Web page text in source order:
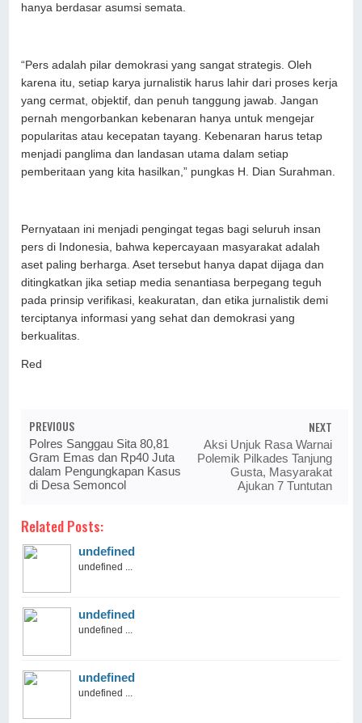
hanya berdasar asumsi semata.
“Pers adalah pilar demokrasi yang sangat strategis. Oleh
karena itu, setiap karya jurnalistik harus lahir dari proses kerja
yang cermat, objektif, dan penuh tanggung jawab. Jangan
pernah mengorbankan kebenaran hanya untuk mengejar
popularitas atau kecepatan tayang. Kebenaran harus tetap
menjadi panglima dan landasan utama dalam setiap
pemberitaan yang kita hasilkan,” pungkas H. Dian Surahman.
Pernyataan ini menjadi pengingat tegas bagi seluruh insan
pers di Indonesia, bahwa kepercayaan masyarakat adalah
aset paling berharga. Aset tersebut hanya dapat dijaga dan
ditingkatkan jika setiap media senantiasa berpegang teguh
pada prinsip verifikasi, keakuratan, dan etika jurnalistik demi
terciptanya informasi yang sehat dan demokrasi yang
berkualitas.
Red
PREVIOUS
Polres Sanggau Sita 80,81
Gram Emas dan Rp40 Juta
dalam Pengungkapan Kasus
di Desa Semoncol
NEXT
Aksi Unjuk Rasa Warnai
Polemik Pilkades Tanjung
Gusta, Masyarakat
Ajukan 7 Tuntutan
Related Posts:
undefined
undefined ...
undefined
undefined ...
undefined
undefined ...